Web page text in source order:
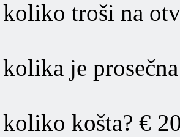
koliko troši na
je
košta? €